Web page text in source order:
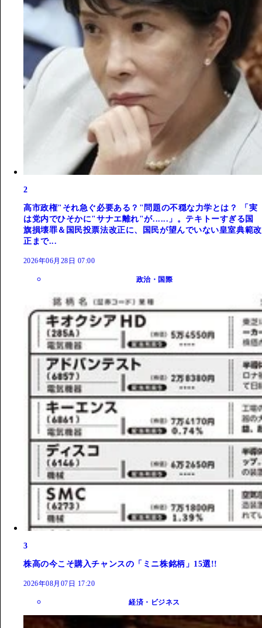
2
高市政権"それ急ぐ必要ある？"問題の不穏な力学とは？ 「実
は党内でひそかに"サナエ離れ"が......」。テキトーすぎる国
旗損壊罪＆国民投票法改正に、国民が望んでいない皇室典範改
正まで...
2026年06月28日 07:00
政治・国際
3
株高の今こそ購入チャンスの「ミニ株銘柄」15選!!
2026年08月07日 17:20
経済・ビジネス